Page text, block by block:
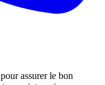
assurer le bon